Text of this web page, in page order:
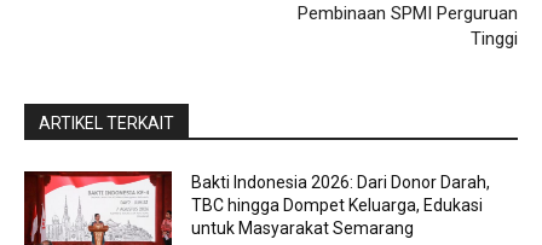
Pembinaan SPMI Perguruan
Tinggi
ARTIKEL TERKAIT
Bakti Indonesia 2026: Dari Donor Darah,
TBC hingga Dompet Keluarga, Edukasi
untuk Masyarakat Semarang